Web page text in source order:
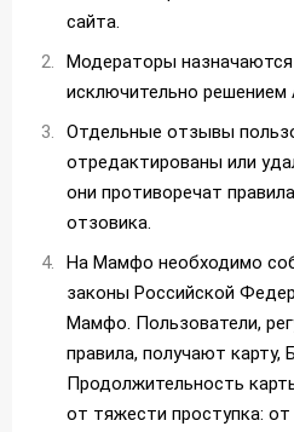
сайта.
Модераторы
исключительно решением
Отдельные отзывы
отредактированы или
они противоречат
отзовика.
На Мамфо необходимо
законы Российской
Мамфо. Пользователи,
правила, получают карту,
Продолжительность
от тяжести проступка: